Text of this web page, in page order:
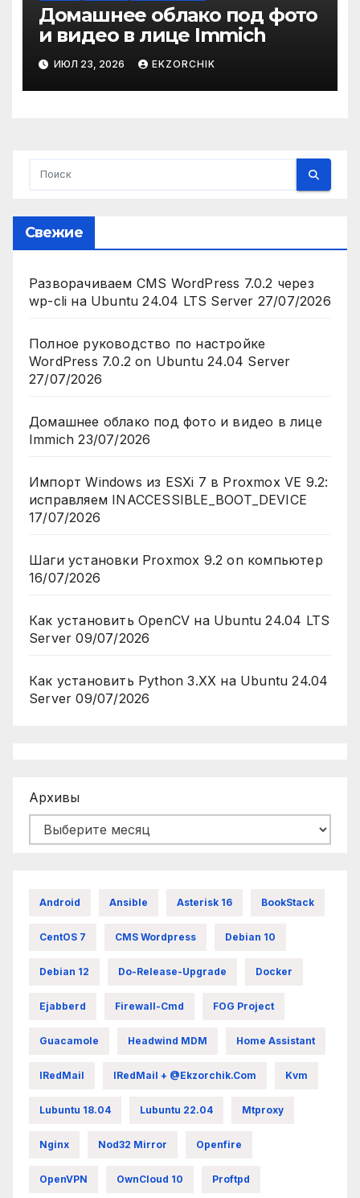
Домашнее облако под фото
и видео в лице Immich
ИЮЛ 23, 2026 EKZORCHIK
Свежие
Разворачиваем CMS WordPress 7.0.2 через
wp-cli на Ubuntu 24.04 LTS Server 27/07/2026
Полное руководство по настройке
WordPress 7.0.2 on Ubuntu 24.04 Server
27/07/2026
Домашнее облако под фото и видео в лице
Immich 23/07/2026
Импорт Windows из ESXi 7 в Proxmox VE 9.2:
исправляем INACCESSIBLE_BOOT_DEVICE
17/07/2026
Шаги установки Proxmox 9.2 on компьютер
16/07/2026
Как установить OpenCV на Ubuntu 24.04 LTS
Server 09/07/2026
Как установить Python 3.XX на Ubuntu 24.04
Server 09/07/2026
Архивы
Android Ansible Asterisk 16 BookStack
CentOS 7 CMS Wordpress Debian 10
Debian 12 Do-Release-Upgrade Docker
Ejabberd Firewall-Cmd FOG Project
Guacamole Headwind MDM Home Assistant
IRedMail IRedMail + @ekzorchik.com Kvm
Lubuntu 18.04 Lubuntu 22.04 Mtproxy
Nginx Nod32 Mirror Openfire
OpenVPN OwnCloud 10 Proftpd